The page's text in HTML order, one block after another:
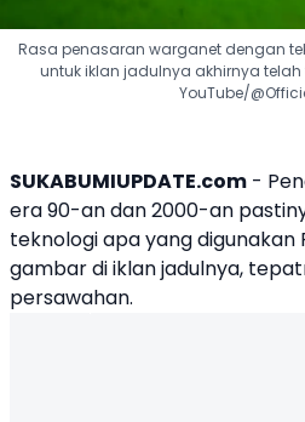
Rasa penasaran warganet dengan
untuk iklan jadulnya akhirnya
YouTube/
SUKABUMIUPDATE.com -
era 90-an dan 2000-an
teknologi apa yang digunakan
gambar di iklan jadulnya,
persawahan.